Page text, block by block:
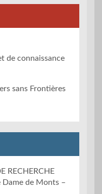
de connaissance
sans Frontières
RECHERCHE
Dame de Monts –